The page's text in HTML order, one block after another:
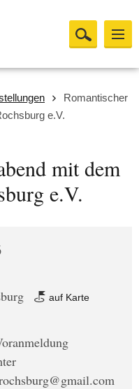
Romantischer
e.V.
mit dem
e.V.
auf Karte